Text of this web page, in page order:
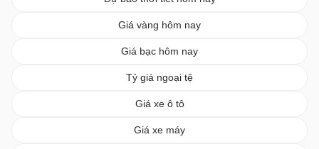
Giá vàng hôm nay
Giá bạc hôm nay
Tỷ giá ngoại tệ
Giá xe ô tô
Giá xe máy